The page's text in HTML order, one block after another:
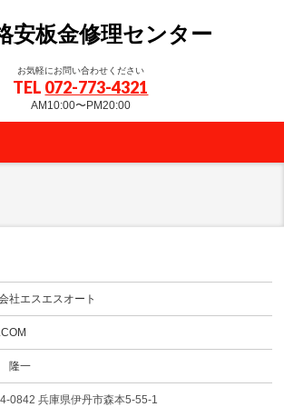
安板金修理センター
お気軽にお問い合わせください
TEL 072-773-4321
AM10:00〜PM20:00
社エスエスオート
隆一
0842 兵庫県伊丹市森本5-55-1